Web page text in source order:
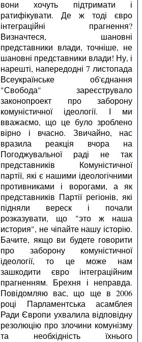
вони хочуть підтримати і
ратифікувати. Де ж тоді євро
інтеграційні прагнення?
Визначтеся, шановні
представники влади, точніше, не
шановні представники влади! Ну, і
нарешті, напередодні 7 листопада
Всеукраїнське об'єднання
"Свобода" зареєструвало
законопроект про заборону
комуністичної ідеології. І ми
вважаємо, що це було зроблено
вірно і вчасно. Звичайно, нас
вразила реакція вчора на
Погоджувальної раді не так
представників Комуністичної
партії, які є нашими ідеологічними
противниками і ворогами, а як
представників Партії регіонів, які
підняли вереск і почали
розказувати, що "это ж наша
история", не чіпайте нашу історію.
Бачите, якщо ви будете говорити
про заборону комуністичної
ідеології, то це може нам
зашкодити євро інтеграційним
прагненням. Брехня і неправда.
Повідомляю вас, що ще в 2006
році Парламентська асамблея
Ради Європи ухвалила відповідну
резолюцію про злочини комунізму
та необхідність їхнього